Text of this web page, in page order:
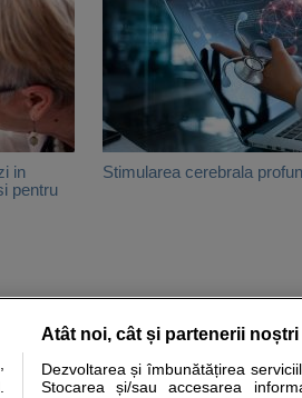
in
pentru
Stimularea cerebrala
medicale
Atât noi, cât și partenerii
Dezvoltarea și îmbunătățirea
Stocarea și/sau accesarea